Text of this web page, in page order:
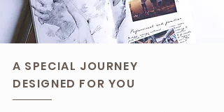
A SPECIAL JOURNEY
DESIGNED FOR YOU